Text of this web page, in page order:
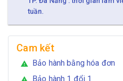
tuần.
Cam kết
warning Bảo hành bằng hóa đơn
Bảo hành 1 đổi 1